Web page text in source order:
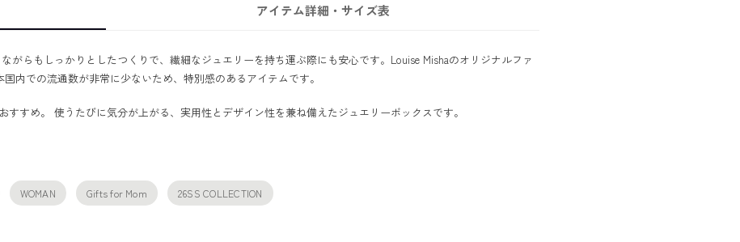
アイテム詳細・サイズ表
らもしっかりとしたつくりで、繊細なジュエリーを持ち運ぶ際にも安心です。Louise Mishaのオリジナルファ
内での流通数が非常に少ないため、特別感のあるアイテムです。
すめ。 使うたびに気分が上がる、実用性とデザイン性を兼ね備えたジュエリーボックスです。
WOMAN Gifts for Mom 26SS COLLECTION